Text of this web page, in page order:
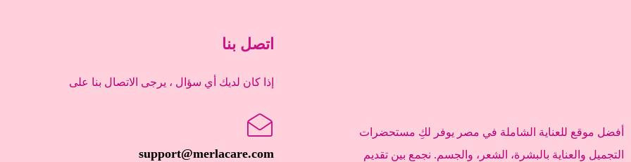
أفضل موقع للعناية الشاملة في مصر يوفر لكِ مستحضرات
التجميل والعناية بالبشرة، الشعر، والجسم. نجمع بين تقديم
اتصل بنا
إذا كان لديك أي سؤال ، يرجى الاتصال بنا على
support@merlacare.com